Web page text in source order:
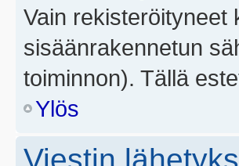
Vain rekisteröityneet
sisäänrakennetun
toiminnon). Tällä
Ylös